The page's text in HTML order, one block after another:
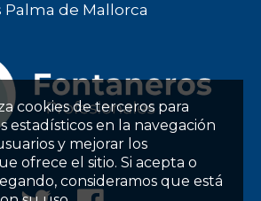
cookies de terceros para
estadísticos en la navegación
y mejorar los
ofrece el sitio. Si acepta o
consideramos que está
de Mallorca